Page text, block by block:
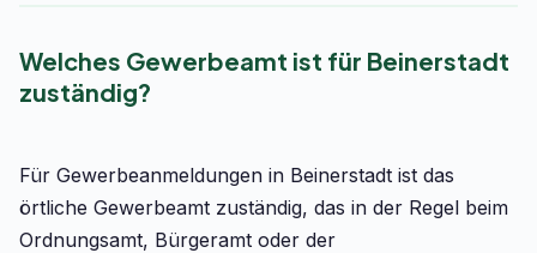
Welches Gewerbeamt ist für Beinerstadt
zuständig?
Für Gewerbeanmeldungen in Beinerstadt ist das
örtliche Gewerbeamt zuständig, das in der Regel beim
Ordnungsamt, Bürgeramt oder der